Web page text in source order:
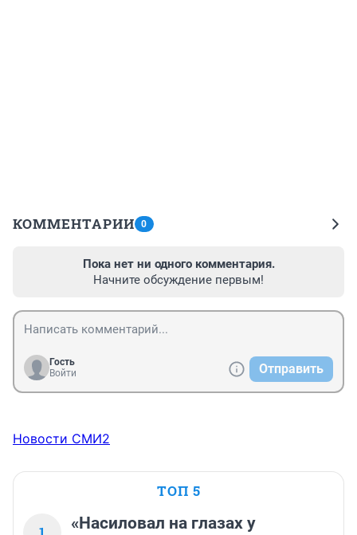
КОММЕНТАРИИ 0
Пока нет ни одного комментария.
Начните обсуждение первым!
Гость
Войти
Отправить
Новости СМИ2
ТОП 5
«Насиловал на глазах у